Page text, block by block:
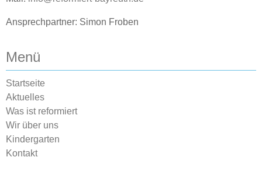
Ansprechpartner: Simon Froben
Menü
Startseite
Aktuelles
Was ist reformiert
Wir über uns
Kindergarten
Kontakt